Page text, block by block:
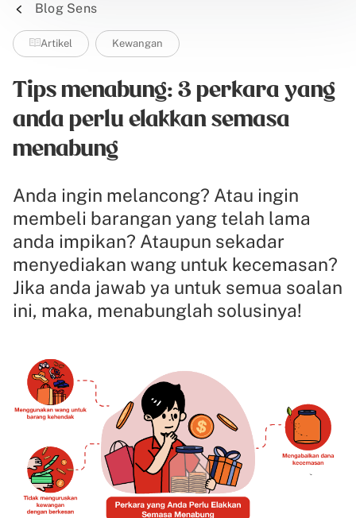
Blog Sens
Artikel Kewangan
Tips menabung: 3 perkara yang
anda perlu elakkan semasa
menabung
Anda ingin melancong? Atau ingin
membeli barangan yang telah lama
anda impikan? Ataupun sekadar
menyediakan wang untuk kecemasan?
Jika anda jawab ya untuk semua soalan
ini, maka, menabunglah solusinya!